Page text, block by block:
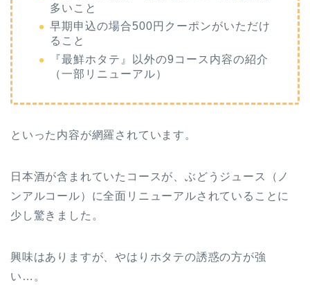
多いこと
早期申込の場合500円クーポンがいただけ
ること
『最鮮ホタテ』以外の9コース内容の紹介
（一部リニューアル）
といった内容が網羅されています。
日本酒が含まれていたコースが、ぶどうジュース（ノ
ンアルコール）に全面リニューアルされていることに
少し驚きました。
興味はありますが、やはりホタテの誘惑の方が強
い…。